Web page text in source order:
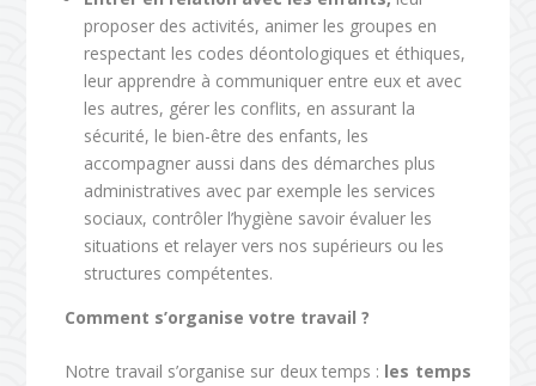
proposer des activités, animer les groupes en
respectant les codes déontologiques et éthiques,
leur apprendre à communiquer entre eux et avec
les autres, gérer les conflits, en assurant la
sécurité, le bien-être des enfants, les
accompagner aussi dans des démarches plus
administratives avec par exemple les services
sociaux, contrôler l’hygiène savoir évaluer les
situations et relayer vers nos supérieurs ou les
structures compétentes.
Comment s’organise votre travail ?
Notre travail s’organise sur deux temps : les temps